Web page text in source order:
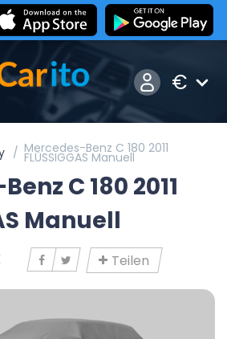
€
Mercedes-Benz C 180 2011
FLÜSSIGGAS Manuell
C 180 2011
Manuell
Teilen